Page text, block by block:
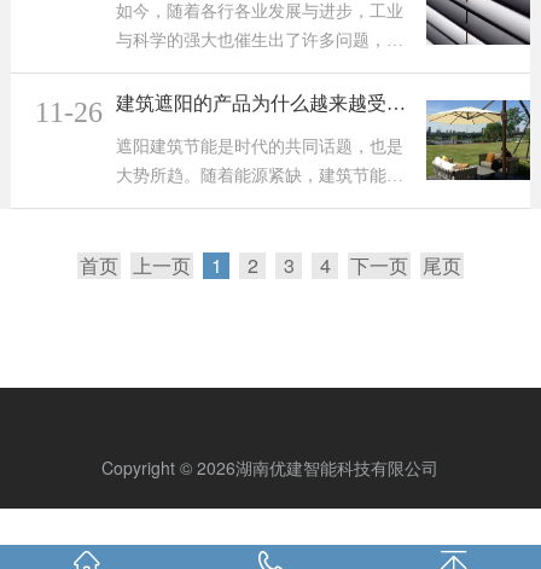
遮阳也成为经常出现的考点，下面我们
来简单谈一谈建筑遮阳。 一、建...
如今，随着各行各业发展与进步，工业
与科学的强大也催生出了许多问题，其
中污染排放问题的影响最广泛也最大。
所以在十四五以及两会期间也指出，扎
民经济社会发展的一个重要指标。各行
各业也在积极落实，努力实现转型，...
11-26
建筑遮阳的产品为什么越来越受市
遮阳建筑节能是时代的共同话题，也是
大势所趋。随着能源紧缺，建筑节能和
遮阳技术越来越受到社会的重视，相关
产商的应用，会越来越多的应用到这个
首页 上一页 1 2 3 4 下一页 尾页
Copyright © 2026湖南优建智能科技有限公司
湘ICP备2025104591号-1 技术支持：赛连网络